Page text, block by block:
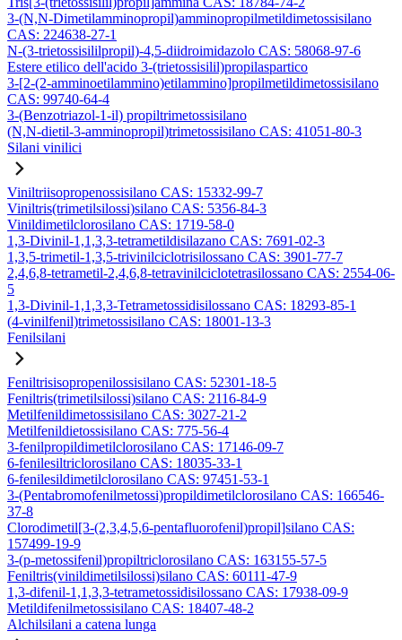
3-(N,N-Dimetilamminopropil)amminopropilmetildimetossisilano
CAS: 224638-27-1
N-(3-trietossisililpropil)-4,5-diidroimidazolo CAS: 58068-97-6
Estere etilico dell'acido 3-(trietossisilil)propilaspartico
3-[2-(2-amminoetilammino)etilammino]propilmetildimetossisilano
CAS: 99740-64-4
3-(Benzotriazol-1-il) propiltrimetossisilano
(N,N-dietil-3-amminopropil)trimetossisilano CAS: 41051-80-3
Silani vinilici
Viniltriisopropenossisilano CAS: 15332-99-7
Viniltris(trimetilsilossi)silano CAS: 5356-84-3
Vinildimetilclorosilano CAS: 1719-58-0
1,3-Divinil-1,1,3,3-tetrametildisilazano CAS: 7691-02-3
1,3,5-trimetil-1,3,5-trivinilciclotrisilossano CAS: 3901-77-7
2,4,6,8-tetrametil-2,4,6,8-tetravinilciclotetrasilossano CAS: 2554-06-
5
1,3-Divinil-1,1,3,3-Tetrametossidisilossano CAS: 18293-85-1
(4-vinilfenil)trimetossisilano CAS: 18001-13-3
Fenilsilani
Feniltrisisopropenilossisilano CAS: 52301-18-5
Feniltris(trimetilsilossi)silano CAS: 2116-84-9
Metilfenildimetossisilano CAS: 3027-21-2
Metilfenildietossisilano CAS: 775-56-4
3-fenilpropildimetilclorosilano CAS: 17146-09-7
6-fenilesiltriclorosilano CAS: 18035-33-1
6-fenilesildimetilclorosilano CAS: 97451-53-1
3-(Pentabromofenilmetossi)propildimetilclorosilano CAS: 166546-
37-8
Clorodimetil[3-(2,3,4,5,6-pentafluorofenil)propil]silano CAS:
157499-19-9
3-(p-metossifenil)propiltriclorosilano CAS: 163155-57-5
Feniltris(vinildimetilsilossi)silano CAS: 60111-47-9
1,3-difenil-1,1,3,3-tetrametossidisilossano CAS: 17938-09-9
Metildifenilmetossisilano CAS: 18407-48-2
Alchilsilani a catena lunga